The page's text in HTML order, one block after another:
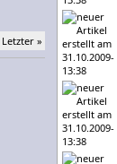
Letzter »